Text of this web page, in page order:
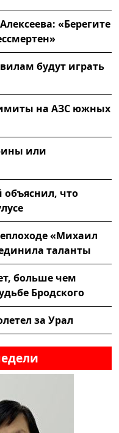
«Берегите
будут играть
на АЗС южных
или
объяснил, что
«Михаил
таланты
больше чем
Бродского
за Урал